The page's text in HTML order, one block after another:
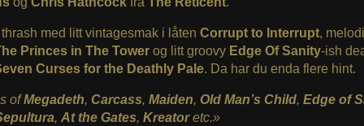
med litt vintagesmak i låten Corrupt to Interrupt,
Princes in The Towerog litt groovyEdge Of Sanity-ish
Curses for the Deathly Pale. Da har du enda flere hint.
ofMegadeth, Carcass, Maiden, Old Man’s Child, Edge of
, At the Gates, Kreatoretc.»